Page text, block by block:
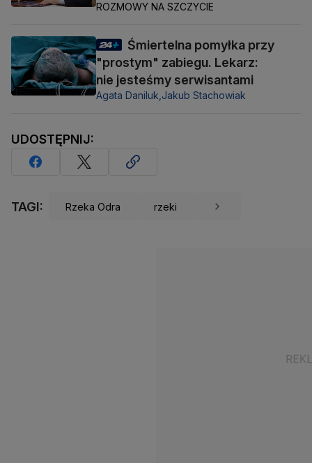
ROZMOWY NA SZCZYCIE
Śmiertelna pomyłka przy
"prostym" zabiegu. Lekarz:
nie jesteśmy serwisantami
Agata Daniluk,Jakub Stachowiak
UDOSTĘPNIJ:
TAGI: Rzeka Odra rzeki